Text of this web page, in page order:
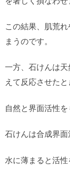
この結果、肌荒
まうのです。
一方、石けんは
えて反応させたと
自然と界面活性を
石けんは合成界面
水に薄まると活性